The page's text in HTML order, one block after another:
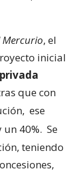
Mercurio, el
inicial
que con
ese
40%. Se
teniendo